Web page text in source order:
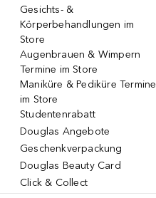
Gesichts- &
Körperbehandlungen im
Store
Augenbrauen & Wimpern
Termine im Store
Maniküre & Pediküre Termine
im Store
Studentenrabatt
Douglas Angebote
Geschenkverpackung
Douglas Beauty Card
Click & Collect